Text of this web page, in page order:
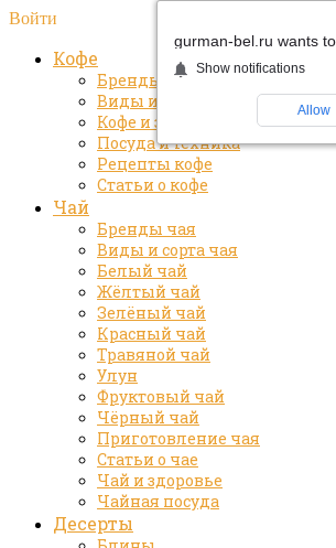
Войти
Кофе
Бренды кофе
Виды и сорта кофе
Кофе и здоровье
Посуда и техника
Рецепты кофе
Статьи о кофе
Чай
Бренды чая
Виды и сорта чая
Белый чай
Жёлтый чай
Зелёный чай
Красный чай
Травяной чай
Улун
Фруктовый чай
Чёрный чай
Приготовление чая
Статьи о чае
Чай и здоровье
Чайная посуда
Десерты
gurman-bel.ru wants to
Show notifications
Allow